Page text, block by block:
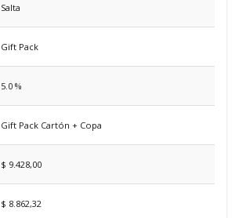
Salta
Gift Pack
5.0 %
Gift Pack Cartón + Copa
$ 9.428,00
$ 8.862,32